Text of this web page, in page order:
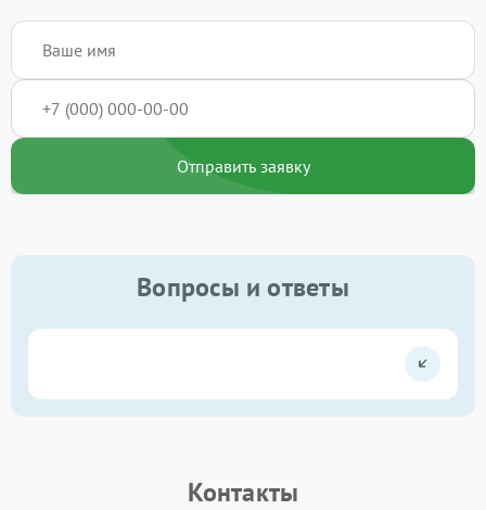
Отправить заявку
Вопросы и ответы
Контакты